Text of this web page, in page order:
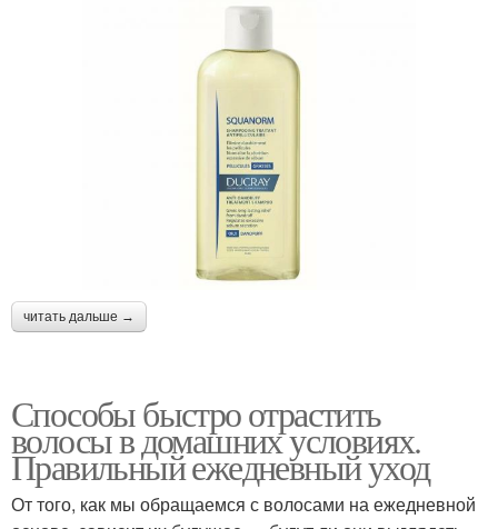
читать дальше →
Способы быстро отрастить
волосы в домашних условиях.
Правильный ежедневный уход
От того, как мы обращаемся с волосами на ежедневной